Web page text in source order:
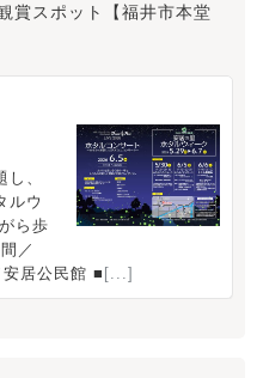
賞スポット【福井市本堂